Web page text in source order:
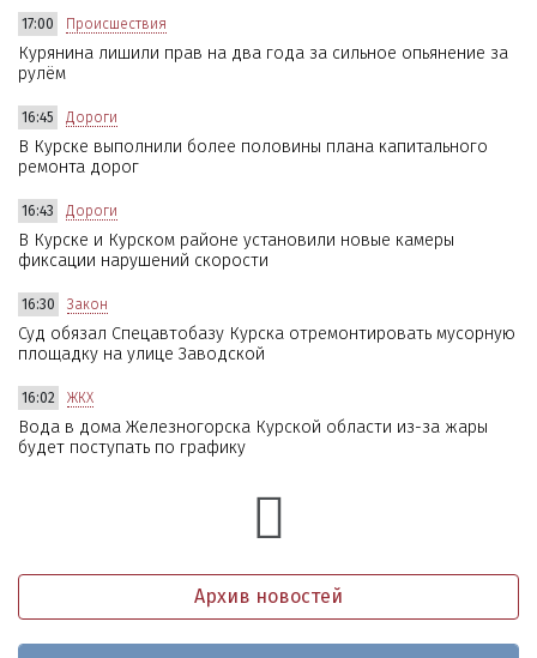
17:00 Происшествия
Курянина лишили прав на два года за сильное опьянение за
рулём
16:45 Дороги
В Курске выполнили более половины плана капитального
ремонта дорог
16:43 Дороги
В Курске и Курском районе установили новые камеры
фиксации нарушений скорости
16:30 Закон
Суд обязал Спецавтобазу Курска отремонтировать мусорную
площадку на улице Заводской
16:02 ЖКХ
Вода в дома Железногорска Курской области из-за жары
будет поступать по графику
Архив новостей